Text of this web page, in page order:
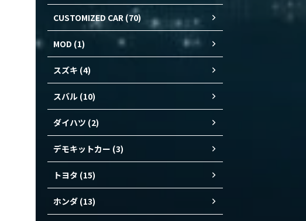
CUSTOMIZED CAR (70)
MOD (1)
スズキ (4)
スバル (10)
ダイハツ (2)
デモキットカー (3)
トヨタ (15)
ホンダ (13)